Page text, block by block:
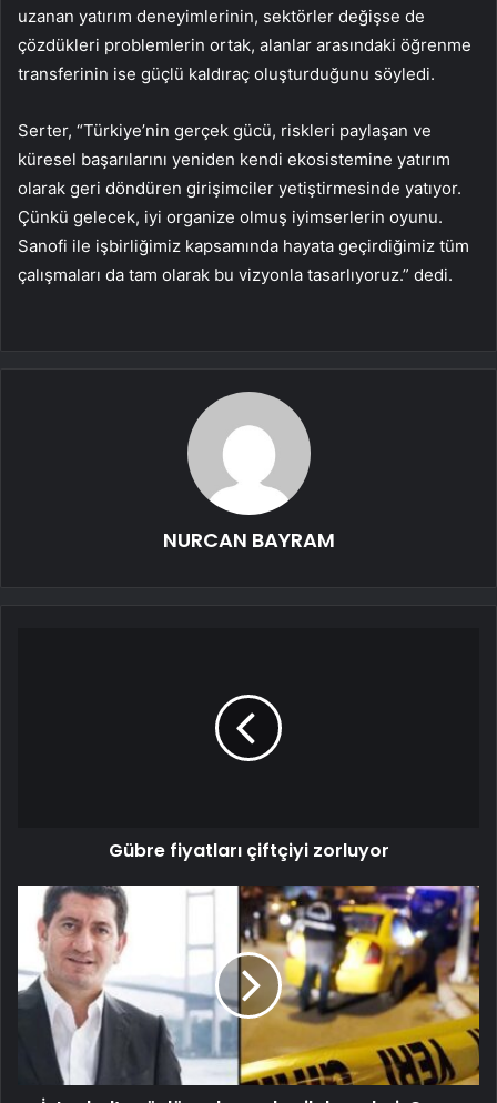
uzanan yatırım deneyimlerinin, sektörler değişse de
çözdükleri problemlerin ortak, alanlar arasındaki öğrenme
transferinin ise güçlü kaldıraç oluşturduğunu söyledi.
Serter, “Türkiye’nin gerçek gücü, riskleri paylaşan ve
küresel başarılarını yeniden kendi ekosistemine yatırım
olarak geri döndüren girişimciler yetiştirmesinde yatıyor.
Çünkü gelecek, iyi organize olmuş iyimserlerin oyunu.
Sanofi ile işbirliğimiz kapsamında hayata geçirdiğimiz tüm
çalışmaları da tam olarak bu vizyonla tasarlıyoruz.” dedi.
NURCAN BAYRAM
Gübre fiyatları çiftçiyi zorluyor